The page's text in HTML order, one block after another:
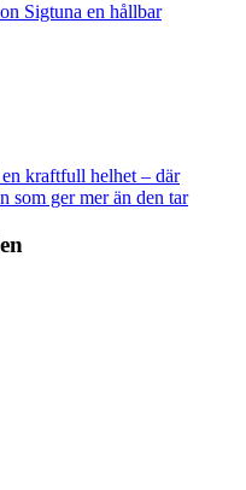
kraftfull helhet – där
som ger mer än den tar